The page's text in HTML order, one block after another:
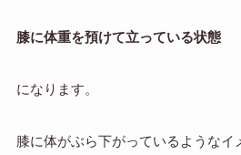
膝に体重を預けて立っている状態
になります。
膝に体がぶら下がっているようなイ